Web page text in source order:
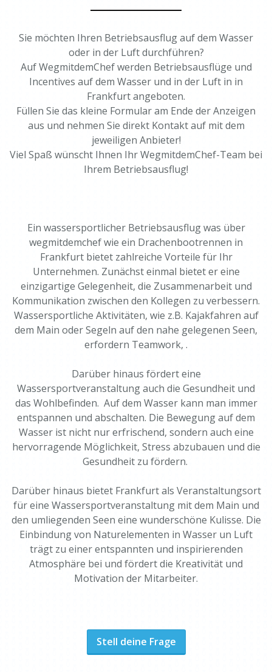
Sie möchten Ihren Betriebsausflug auf dem Wasser
oder in der Luft durchführen?
Auf WegmitdemChef werden Betriebsausflüge und
Incentives auf dem Wasser und in der Luft in in
Frankfurt angeboten.
Füllen Sie das kleine Formular am Ende der Anzeigen
aus und nehmen Sie direkt Kontakt auf mit dem
jeweiligen Anbieter!
Viel Spaß wünscht Ihnen Ihr WegmitdemChef-Team bei
Ihrem Betriebsausflug!
Ein wassersportlicher Betriebsausflug was über
wegmitdemchef wie ein Drachenbootrennen in
Frankfurt bietet zahlreiche Vorteile für Ihr
Unternehmen. Zunächst einmal bietet er eine
einzigartige Gelegenheit, die Zusammenarbeit und
Kommunikation zwischen den Kollegen zu verbessern.
Wassersportliche Aktivitäten, wie z.B. Kajakfahren auf
dem Main oder Segeln auf den nahe gelegenen Seen,
erfordern Teamwork, .
Darüber hinaus fördert eine
Wassersportveranstaltung auch die Gesundheit und
das Wohlbefinden. Auf dem Wasser kann man immer
entspannen und abschalten. Die Bewegung auf dem
Wasser ist nicht nur erfrischend, sondern auch eine
hervorragende Möglichkeit, Stress abzubauen und die
Gesundheit zu fördern.
Darüber hinaus bietet Frankfurt als Veranstaltungsort
für eine Wassersportveranstaltung mit dem Main und
den umliegenden Seen eine wunderschöne Kulisse. Die
Einbindung von Naturelementen in Wasser un Luft
trägt zu einer entspannten und inspirierenden
Atmosphäre bei und fördert die Kreativität und
Motivation der Mitarbeiter.
Stell deine Frage